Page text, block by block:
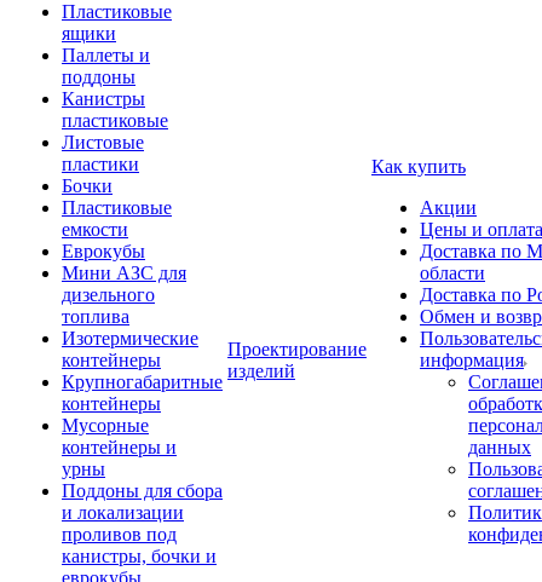
Пластиковые
ящики
Паллеты и
поддоны
Канистры
пластиковые
Листовые
пластики
Бочки
Пластиковые
емкости
Еврокубы
Мини АЗС для
дизельного
топлива
Изотермические
контейнеры
Крупногабаритные
контейнеры
Мусорные
контейнеры и
урны
Поддоны для сбора
и локализации
проливов под
канистры, бочки и
еврокубы
Проектирование
изделий
Как купить
Акции
Цены и оплата
Доставка по
области
Доставка по
Обмен и
информация
данных